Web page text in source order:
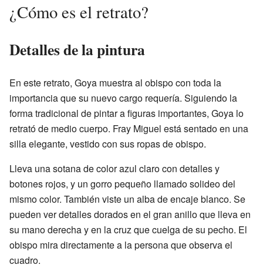
¿Cómo es el retrato?
Detalles de la pintura
En este retrato, Goya muestra al obispo con toda la
importancia que su nuevo cargo requería. Siguiendo la
forma tradicional de pintar a figuras importantes, Goya lo
retrató de medio cuerpo. Fray Miguel está sentado en una
silla elegante, vestido con sus ropas de obispo.
Lleva una sotana de color azul claro con detalles y
botones rojos, y un gorro pequeño llamado solideo del
mismo color. También viste un alba de encaje blanco. Se
pueden ver detalles dorados en el gran anillo que lleva en
su mano derecha y en la cruz que cuelga de su pecho. El
obispo mira directamente a la persona que observa el
cuadro.